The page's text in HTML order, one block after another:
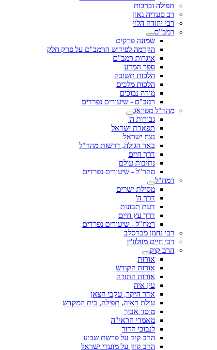
תפילה וברכות
רב סעדיה גאון
רבי יהודה הלוי
רמב"ם
שמונה פרקים
הקדמה לפירוש הרמב"ם על פרק חלק
איגרות רמב"ם
ספר המדע
הלכות תשובה
הלכות מלכים
מורה נבוכים
רמב"ם - שיעורים נפרדים
מהר"ל מפראג
גבורות ה'
תפארת ישראל
נצח ישראל
באר הגולה, דרשות מהר"ל
דרך חיים
נתיבות עולם
מהר"ל - שיעורים נפרדים
רמח"ל
מסילת ישרים
דרך ה'
דעת תבונות
דרך עץ חיים
רמח"ל - שיעורים נפרדים
רבי נחמן מברסלב
רבי חיים מוולוז'ין
הרב קוק
אורות
אורות הקודש
אורות התורה
עין איה
אדר היקר, עקבי הצאן
עולת ראיה, תפילה, בית המקדש
מוסר אביך
מאמרי הראי"ה
לנבוכי הדור
הרב קוק על פרשת שבוע
הרב קוק על מועדי ישראל